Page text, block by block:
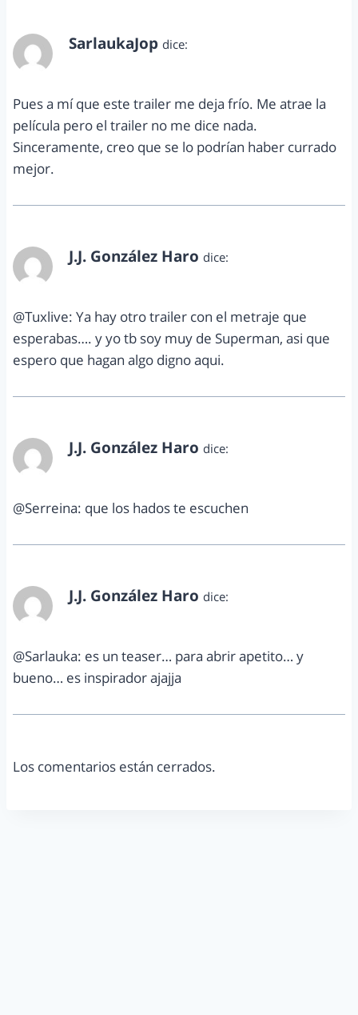
SarlaukaJop dice:
Pues a mí que este trailer me deja frío. Me atrae la
película pero el trailer no me dice nada.
Sinceramente, creo que se lo podrían haber currado
mejor.
J.J. González Haro dice:
@Tuxlive: Ya hay otro trailer con el metraje que
esperabas…. y yo tb soy muy de Superman, asi que
espero que hagan algo digno aqui.
J.J. González Haro dice:
@Serreina: que los hados te escuchen
J.J. González Haro dice:
@Sarlauka: es un teaser… para abrir apetito… y
bueno… es inspirador ajajja
Los comentarios están cerrados.